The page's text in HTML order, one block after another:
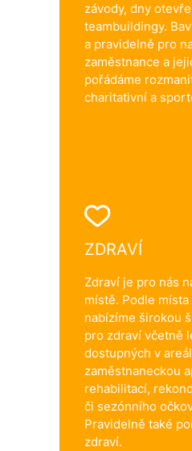
závody, dny
teambuildingy.
a pravidelně pro
zaměstnance a
pořádáme
charitativní a
ZDRAVÍ
Zdraví je pro nás
místě. Podle
nabízíme širokou
pro zdraví včetně
dostupných v
zaměstnaneckou
rehabilitací,
či sezónního
Pravidelně také
zdraví.